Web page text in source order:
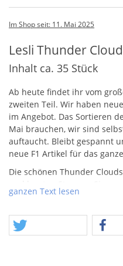
Im Shop seit: 11. Mai 2025
Lesli Thunder
Inhalt ca. 35 Stück
Ab heute findet ihr vom
zweiten Teil. Wir haben
im Angebot. Das Sortieren
Mai brauchen, wir sind
auftaucht. Bleibt gespannt
neue F1 Artikel für das
Die schönen Thunder
Lesli eine der ersten
eben auch als Variante im
Im holländischen Norma
ganzen Text lesen